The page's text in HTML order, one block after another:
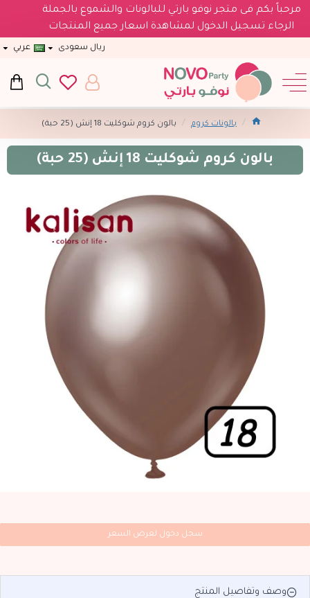
مرحباً بكم فى متجر نوفو بارتي للبالونات والشموع بالجملة
الرجاء تسجيل الدخول لمشاهدة اسعار جميع المنتجات
ريال سعودى عربي
بالونات كروم بالون كروم شوكليت 18 إنش (25 حبة)
بالون كروم شوكليت 18 إنش (25 حبة)
سجل دخول لعرض السعر
وصف وتفاصيل المنتج